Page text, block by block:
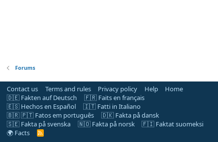
Forums
Contact us Terms and rules Privacy policy Help
Home
🇩🇪 Fakten auf Deutsch
🇫🇷 Faits en français
🇪🇸 Hechos en Español
🇮🇹 Fatti in Italiano
🇧🇷 🇵🇹 Fatos em português
🇩🇰 Fakta på dansk
🇸🇪 Fakta på svenska
🇳🇴 Fakta på norsk
🇫🇮 Faktat suomeksi
🌍 Facts
R